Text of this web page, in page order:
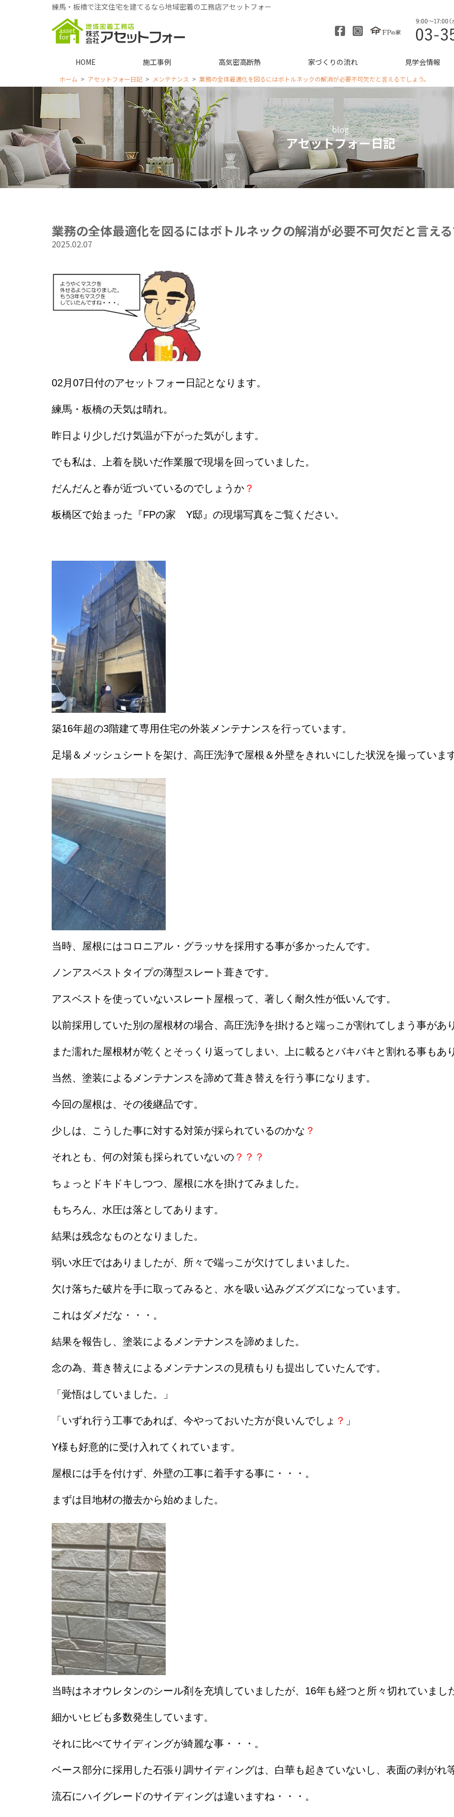
練馬・板橋で注文住宅を建てるなら地域密着の工務店アセットフォー
HOME 施工事例 高気密高断熱 家づくりの流れ 見学会情報
ホーム アセットフォー日記 メンテナンス 業務の全体最適化を図るにはボトルネックの解消が必要不可欠だと言えるでしょう。
blog
アセットフォー日記
業務の全体最適化を図るにはボトルネックの解消が必要不可欠だと言える
2025.02.07
02 月07日 付のアセットフォー日記となります。
練馬・板橋の天気は晴れ。
昨日より少しだけ気温が下がった気がします。
でも私は、上着を脱いだ作業服で現場を回っていました。
だんだんと春が近づいているのでしょうか ？
板橋区で始まった『FPの家 Y邸』の現場写真をご覧ください。
築16年超の3階建て専用住宅の外装メンテナンスを行っています。
足場＆メッシュシートを架け、高圧洗浄で屋根＆外壁をきれいにした状況を撮っています
当時、屋根にはコロニアル・グラッサを採用する事が多かったんです。
ノンアスベストタイプの薄型スレート葺きです。
アスベストを使っていないスレート屋根って、著しく耐久性が低いんです。
以前採用していた別の屋根材の場合、高圧洗浄を掛けると端っこが割れてしまう事があ
また濡れた屋根材が乾くとそっくり返ってしまい、上に載るとバキバキと割れる事もあ
当然、塗装によるメンテナンスを諦めて葺き替えを行う事になります。
今回の屋根は、その後継品です。
少しは、こうした事に対する対策が採られているのかな ？
それとも、何の対策も採られていないの ？？？
ちょっとドキドキしつつ、屋根に水を掛けてみました。
もちろん、水圧は落としてあります。
結果は残念なものとなりました。
弱い水圧ではありましたが、所々で端っこが欠けてしまいました。
欠け落ちた破片を手に取ってみると、水を吸い込みグズグズになっています。
これはダメだな・・・。
結果を報告し、塗装によるメンテナンスを諦めました。
念の為、葺き替えによるメンテナンスの見積もりも提出していたんです。
「覚悟はしていました。」
「いずれ行う工事であれば、今やっておいた方が良いんでしょ ？ 」
Y様も好意的に受け入れてくれています。
屋根には手を付けず、外壁の工事に着手する事に・・・。
まずは目地材の撤去から始めました。
当時はネオウレタンのシール剤を充填していましたが、16年も経つと所々切れていまし
細かいヒビも多数発生しています。
それに比べてサイディングが綺麗な事・・・。
ベース部分に採用した石張り調サイディングは、 白華も起きていないし、表面の剥がれ
流石にハイグレードのサイディングは違いますね・・・。